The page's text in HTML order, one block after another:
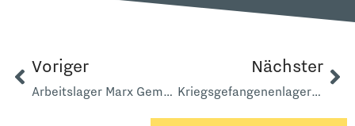
Voriger
Arbeitslager Marx Gemeinschaftslager
Nächster
Kriegsgefangenenlager 5605 Neuwarfen Buttforde